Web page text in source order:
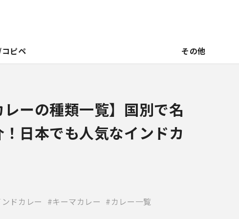
ピペ その他
レーの種類一覧】国別で名
日本でも人気なインドカ
ドカレー キーマカレー
カレー一覧